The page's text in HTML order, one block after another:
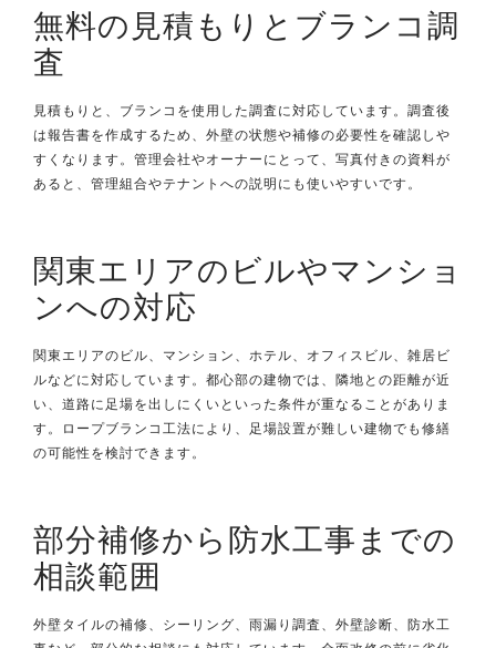
無料の見積もりとブランコ調
査
見積もりと、ブランコを使用した調査に対応しています。調査後
は報告書を作成するため、外壁の状態や補修の必要性を確認しや
すくなります。管理会社やオーナーにとって、写真付きの資料が
あると、管理組合やテナントへの説明にも使いやすいです。
関東エリアのビルやマンショ
ンへの対応
関東エリアのビル、マンション、ホテル、オフィスビル、雑居ビ
ルなどに対応しています。都心部の建物では、隣地との距離が近
い、道路に足場を出しにくいといった条件が重なることがありま
す。ロープブランコ工法により、足場設置が難しい建物でも修繕
の可能性を検討できます。
部分補修から防水工事までの
相談範囲
外壁タイルの補修、シーリング、雨漏り調査、外壁診断、防水工